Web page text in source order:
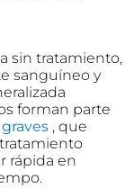
sin tratamiento,
sanguíneo y
forman parte
, que
rápida en